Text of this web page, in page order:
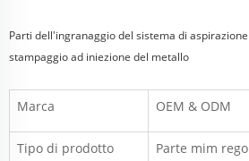
Parti dell'ingranaggio del sistema di
stampaggio ad iniezione del metallo
Marca OEM & ODM
Tipo di prodotto Parte mim